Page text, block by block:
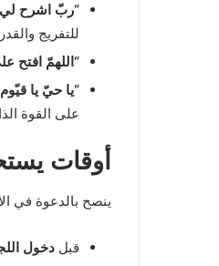
“ربّ اشرح لي
للتفريج
“اللهمّ افتح
“يا حيّ يا
على القوة
أوقات
ينصح بالدعوة في
قبل دخول